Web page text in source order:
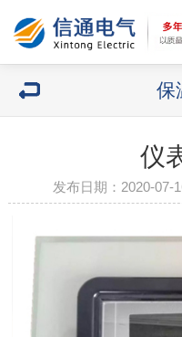
保
仪
发布日期：2020-